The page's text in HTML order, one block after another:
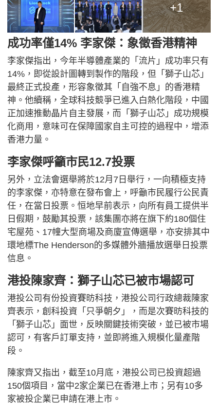
+1
成功率僅14% 李家傑：象徵香港精神
李家傑指出，今年半導體產業的「流片」成功率只有
14%，即從設計圖轉到製作的階段，但「獅子山芯」
最終正式投產，形容象徵其「自強不息」的香港精
神。他續稱，全球科技競爭已進入白熱化階段，中國
正加速推動晶片自主發展，而「獅子山芯」成功規模
化商用，意味可在保障國家自主可控的過程中，增添
香港力量。
李家傑呼籲市民12.7投票
另外，立法會選舉將於12月7日舉行，一向積極支持
的李家傑，亦特意在發布會上，呼籲市民履行公民責
任，在當日投票。恒地早前表示，向所有員工提供半
日假期，鼓勵其投票，該集團亦將在旗下約180個住
宅屋苑、17幢大型商場及商廈宣傳選舉，亦安排其中
環地標The Henderson的多媒體外牆播放選舉日投票
信息。
港投陳家齊：獅子山芯已被市場認可
港投公司有份投資賽昉科技，港投公司行政總裁陳家
齊表示，創科投資「只爭朝夕」，而是次賽昉科技的
「獅子山芯」面世，反映關鍵技術突破，並已被市場
認可，有客戶訂單支持，並即將進入規模化量產階
段。
陳家齊又指出，截至10月底，港投公司已投資超過
150個項目，當中2家企業已在香港上市；另有10多
家被投企業已申請在港上市。